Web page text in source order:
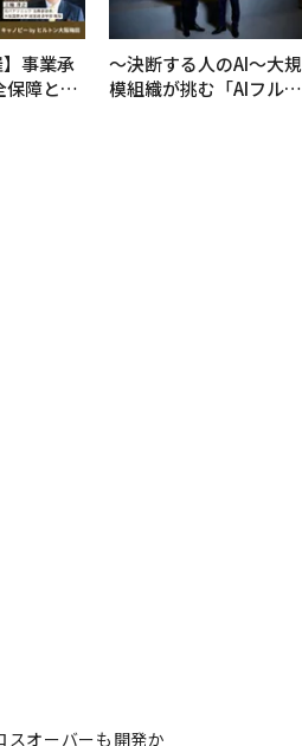
】事業承
保障とい
〜決断する人のAI〜大規
模組織が挑む「AIフル実